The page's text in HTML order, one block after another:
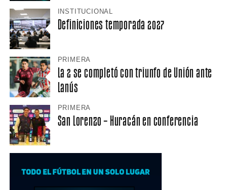
INSTITUCIONAL
Definiciones temporada 2027
PRIMERA
La 2 se completó con triunfo de Unión ante
Lanús
PRIMERA
San Lorenzo – Huracán en conferencia